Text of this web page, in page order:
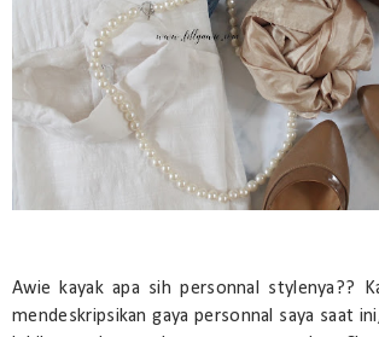
Awie kayak apa sih personnal stylenya??
mendeskripsikan gaya personnal saya saat